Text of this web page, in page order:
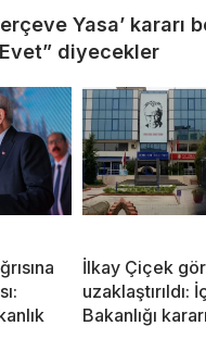
Yasa’ kararı
diyecekler
İlkay Çiçek
uzaklaştırıldı:
Bakanlığı